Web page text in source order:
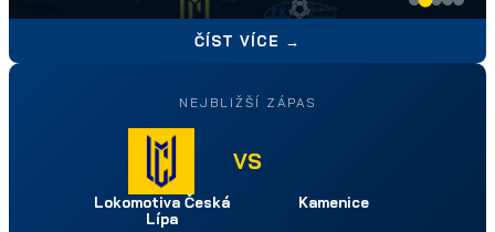
ČÍST VÍCE →
NEJBLIŽŠÍ ZÁPAS
Lokomotiva Česká
Lípa
VS
Kamenice